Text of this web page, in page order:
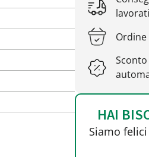
HAI
Siamo